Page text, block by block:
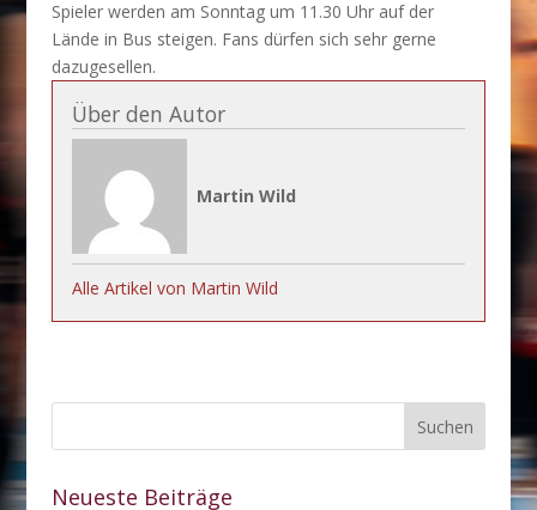
Spieler werden am Sonntag um 11.30 Uhr auf der
Lände in Bus steigen. Fans dürfen sich sehr gerne
dazugesellen.
Über den Autor
Martin Wild
Alle Artikel von Martin Wild
Neueste Beiträge